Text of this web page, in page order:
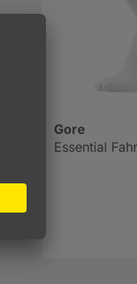
Gore
Essential